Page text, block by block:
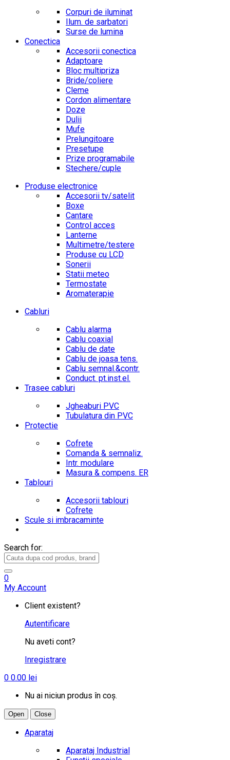
Corpuri de iluminat
Ilum. de sarbatori
Surse de lumina
Conectica
Accesorii conectica
Adaptoare
Bloc multipriza
Bride/coliere
Cleme
Cordon alimentare
Doze
Dulii
Mufe
Prelungitoare
Presetupe
Prize programabile
Stechere/cuple
Produse electronice
Accesorii tv/satelit
Boxe
Cantare
Control acces
Lanterne
Multimetre/testere
Produse cu LCD
Sonerii
Statii meteo
Termostate
Aromaterapie
Cabluri
Cablu alarma
Cablu coaxial
Cablu de date
Cablu de joasa tens.
Cablu semnal.&contr.
Conduct. pt.inst.el.
Trasee cabluri
Jgheaburi PVC
Tubulatura din PVC
Protectie
Cofrete
Comanda & semnaliz.
Intr. modulare
Masura & compens. ER
Tablouri
Accesorii tablouri
Cofrete
Scule si imbracaminte
Search for:
0
My Account
Client existent?
Autentificare
Nu aveti cont?
Inregistrare
0 0.00 lei
Nu ai niciun produs în coș.
Open Close
Aparataj
Aparataj Industrial